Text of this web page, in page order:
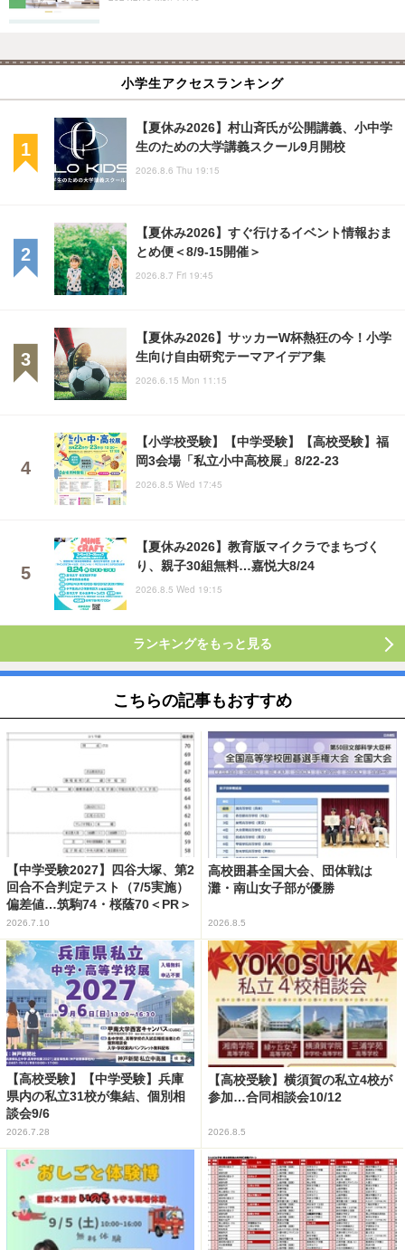
小学生アクセスランキング
【夏休み2026】村山斉氏が公開講義、小中学
生のための大学講義スクール9月開校
2026.8.6 Thu 19:15
【夏休み2026】すぐ行けるイベント情報おま
とめ便＜8/9-15開催＞
2026.8.7 Fri 19:45
【夏休み2026】サッカーW杯熱狂の今！小学
生向け自由研究テーマアイデア集
2026.6.15 Mon 11:15
【小学校受験】【中学受験】【高校受験】福
岡3会場「私立小中高校展」8/22-23
2026.8.5 Wed 17:45
【夏休み2026】教育版マイクラでまちづく
り、親子30組無料…嘉悦大8/24
2026.8.5 Wed 19:15
ランキングをもっと見る
こちらの記事もおすすめ
【中学受験2027】四谷大塚、第2
回合不合判定テスト（7/5実施）
偏差値…筑駒74・桜蔭70＜PR＞
2026.7.10
高校囲碁全国大会、団体戦は
灘・南山女子部が優勝
2026.8.5
【高校受験】【中学受験】兵庫
県内の私立31校が集結、個別相
談会9/6
2026.7.28
【高校受験】横須賀の私立4校が
参加…合同相談会10/12
2026.8.5